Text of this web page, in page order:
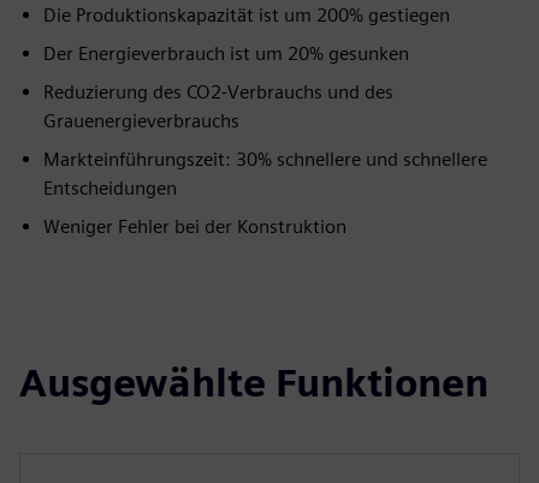
Die Produktionskapazität ist um 200% gestiegen
Der Energieverbrauch ist um 20% gesunken
Reduzierung des CO2-Verbrauchs und des
Grauenergieverbrauchs
Markteinführungszeit: 30% schnellere und schnellere
Entscheidungen
Weniger Fehler bei der Konstruktion
Ausgewählte Funktionen